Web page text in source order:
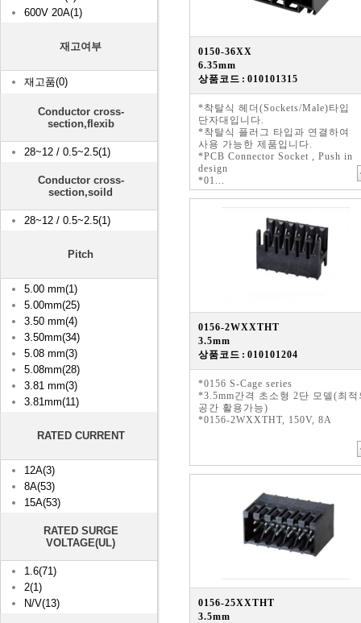
600V 20A(1)
재고여부
재고품(0)
Conductor cross-
section,flexib
28~12 / 0.5~2.5(1)
Conductor cross-
section,soild
28~12 / 0.5~2.5(1)
Pitch
5.00 mm(1)
5.00mm(25)
3.50 mm(4)
3.50mm(34)
5.08 mm(3)
5.08mm(28)
3.81 mm(3)
3.81mm(11)
RATED CURRENT
12A(3)
8A(53)
15A(53)
RATED SURGE
VOLTAGE(UL)
1.6(71)
2(1)
N/V(13)
0150-36XX
6.35mm
상품코드 : 010101315
*착탈식 헤더(Sockets/Male)타입
단자대입니다.
*착탈식 플러그 타입과 연결하여
사용 가능한 제품입니다.
*PCB Connector Socket , Push in
design
*01...
0156-2WXXTHT
3.5mm
상품코드 : 010101204
*0156 S-Cage series
*3.5mm간격 초소형 2단 모델(최적
공간 활용가능)
*0156-2WXXTHT, 150V, 8A
0156-25XXTHT
3.5mm